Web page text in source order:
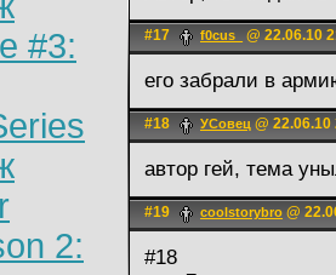
#3:
2:
#17 f0cus_ @ 22.06.10
его забрали в
#18 УСовец @ 22.06.10
автор гей, тема
#19 coolstorybro @
#18